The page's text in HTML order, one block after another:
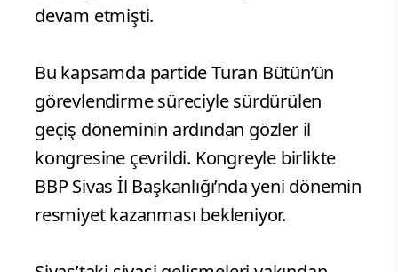
devam etmişti.
Bu kapsamda partide Turan Bütün’ün
görevlendirme süreciyle sürdürülen
geçiş döneminin ardından gözler il
kongresine çevrildi. Kongreyle birlikte
BBP Sivas İl Başkanlığı’nda yeni dönemin
resmiyet kazanması bekleniyor.